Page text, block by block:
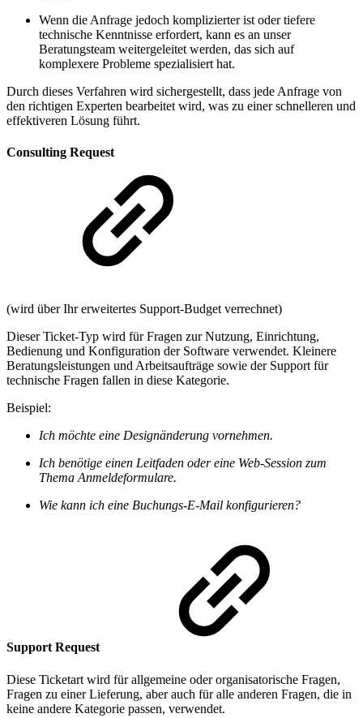
Wenn die Anfrage jedoch komplizierter ist oder tiefere
technische Kenntnisse erfordert, kann es an unser
Beratungsteam weitergeleitet werden, das sich auf
komplexere Probleme spezialisiert hat.
Durch dieses Verfahren wird sichergestellt, dass jede Anfrage von
den richtigen Experten bearbeitet wird, was zu einer schnelleren und
effektiveren Lösung führt.
Consulting Request
(wird über Ihr erweitertes Support-Budget verrechnet)
Dieser Ticket-Typ wird für Fragen zur Nutzung, Einrichtung,
Bedienung und Konfiguration der Software verwendet. Kleinere
Beratungsleistungen und Arbeitsaufträge sowie der Support für
technische Fragen fallen in diese Kategorie.
Beispiel:
Ich möchte eine Designänderung vornehmen.
Ich benötige einen Leitfaden oder eine Web-Session zum
Thema Anmeldeformulare.
Wie kann ich eine Buchungs-E-Mail konfigurieren?
Support Request
Diese Ticketart wird für allgemeine oder organisatorische Fragen,
Fragen zu einer Lieferung, aber auch für alle anderen Fragen, die in
keine andere Kategorie passen, verwendet.